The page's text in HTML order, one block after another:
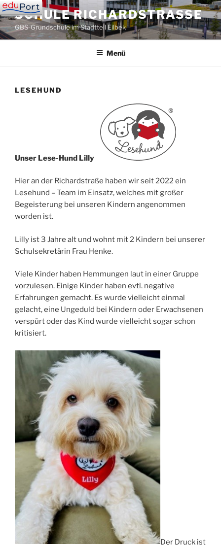
Zum
Inhalt
springen
SCHULE RICHARDSTRASSE
GBS-Grundschule im Stadtteil Eilbek
Menü
LESEHUND
Unser Lese-Hund Lilly
Hier an der Richardstraße haben wir seit 2022 ein
Lesehund – Team im Einsatz, welches mit großer
Begeisterung bei unseren Kindern angenommen
worden ist.
Lilly ist 3 Jahre alt und wohnt mit 2 Kindern bei unserer
Schulsekretärin Frau Henke.
Viele Kinder haben Hemmungen laut in einer Gruppe
vorzulesen. Einige Kinder haben evtl. negative
Erfahrungen gemacht. Es wurde vielleicht einmal
gelacht, eine Ungeduld bei Kindern oder Erwachsenen
verspürt oder das Kind wurde vielleicht sogar schon
kritisiert.
Der Druck ist